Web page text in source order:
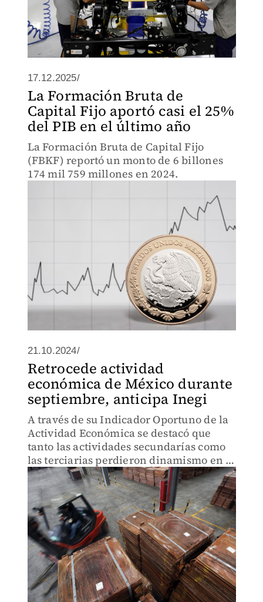
17.12.2025/
La Formación Bruta de
Capital Fijo aportó casi el 25%
del PIB en el último año
La Formación Bruta de Capital Fijo
(FBKF) reportó un monto de 6 billones
174 mil 759 millones en 2024.
21.10.2024/
Retrocede actividad
económica de México durante
septiembre, anticipa Inegi
A través de su Indicador Oportuno de la
Actividad Económica se destacó que
tanto las actividades secundarías como
las terciarias perdieron dinamismo en el
noveno mes del año.